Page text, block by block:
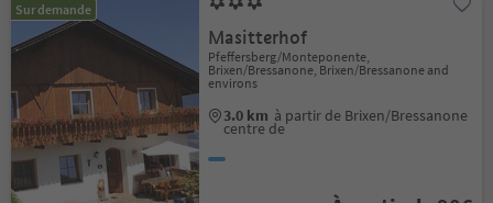
Sur demande
Masitterhof
Pfeffersberg/Monteponente,
Brixen/Bressanone, Brixen/Bressanone and
environs
3.0 km à partir de Brixen/Bressanone
centre de